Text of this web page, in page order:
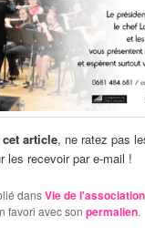
article, ne ratez pas
les recevoir par e-mail !
dansVie de l'association
favori avec sonpermalien.